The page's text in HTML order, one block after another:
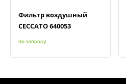
Фильтр воздушный
CECCATO 640053
по запросу